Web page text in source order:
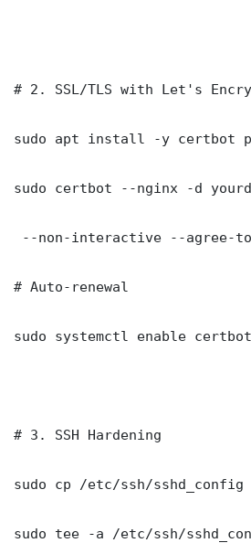
# 2. SSL/TLS with Let's
sudo apt install -y certbot
sudo certbot --nginx -d
--non-interactive --agree-tos
# Auto-renewal
sudo systemctl enable
# 3. SSH Hardening
sudo cp /etc/ssh/
sudo tee -a /etc/ssh/